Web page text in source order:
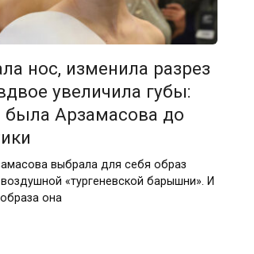
нос, изменила разрез
увеличила губы:
была Арзамасова до
выбрала для себя образ
«тургеневской барышни». И
она